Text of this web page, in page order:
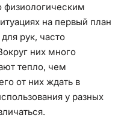
физиологическим
на первый план
рук, часто
них много
тепло, чем
от них ждать в
у разных